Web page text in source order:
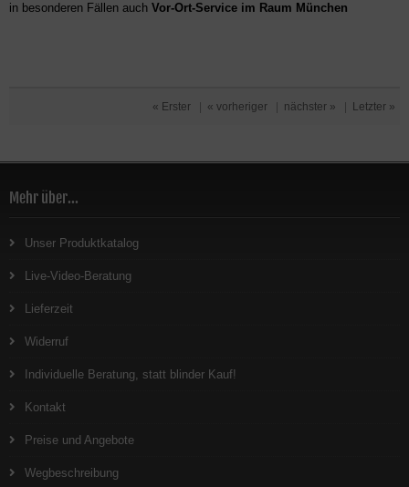
in besonderen Fällen auch Vor-Ort-Service im Raum München
« Erster « vorheriger nächster » Letzter »
Mehr über...
Unser Produktkatalog
Live-Video-Beratung
Lieferzeit
Widerruf
Individuelle Beratung, statt blinder Kauf!
Kontakt
Preise und Angebote
Wegbeschreibung